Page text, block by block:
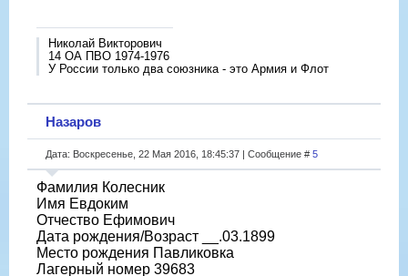
Николай Викторович
14 ОА ПВО 1974-1976
У России только два союзника - это Армия и Флот
Назаров
Дата: Воскресенье, 22 Мая 2016, 18:45:37 | Сообщение # 5
Фамилия Колесник
Имя Евдоким
Отчество Ефимович
Дата рождения/Возраст __.03.1899
Место рождения Павликовка
Лагерный номер 39683